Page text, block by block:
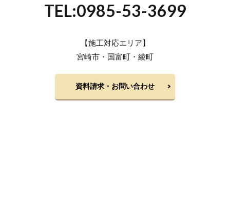
TEL:0985-53-3699
【施工対応エリア】
宮崎市・国富町・綾町
資料請求・お問い合わせ